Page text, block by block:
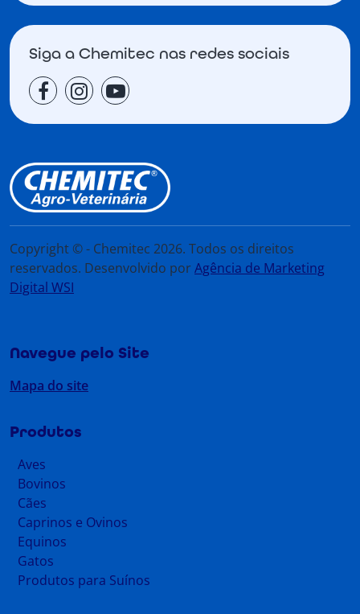
Siga a Chemitec nas redes sociais
Copyright © - Chemitec 2026. Todos os direitos
reservados. Desenvolvido porAgência de Marketing
Digital WSI
Navegue pelo Site
Mapa do site
Produtos
Aves
Bovinos
Cães
Caprinos e Ovinos
Equinos
Gatos
Produtos para Suínos